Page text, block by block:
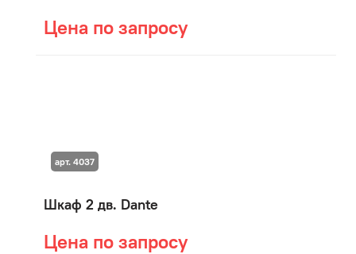
Цена по запросу
Шкаф 2 дв. Dante
Цена по запросу
арт. 4037